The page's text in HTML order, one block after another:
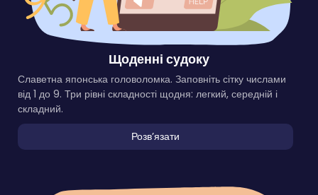
Щоденні судоку
Славетна японська головоломка. Заповніть сітку числами
від 1 до 9. Три рівні складності щодня: легкий, середній і
складний.
Розвʼязати